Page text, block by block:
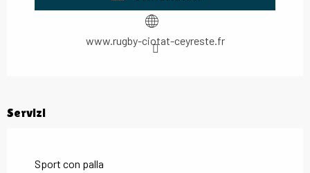
www.rugby-ciotat-ceyreste.fr
Servizi
Sport con palla